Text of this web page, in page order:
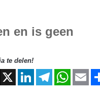
en is geen
te delen!
F
X
Li T
W E